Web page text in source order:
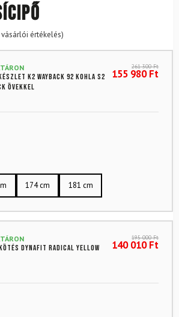
vásárlói értékelés)
K2 Wayback 92 Kohla S2
övekkel
261 300Ft
155 980Ft
174 cm 181 cm
DYNAFIT Radical Yellow
195 000Ft
140 010Ft